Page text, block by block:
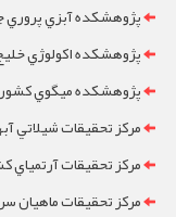
پژوهشکده آبزي
پژوهشکده اکولوژي
پژوهشکده ميگوي
مرکز تحقيقات شيلاتي
مرکز تحقيقات آرتمياي
مرکز تحقيقات ماهيان